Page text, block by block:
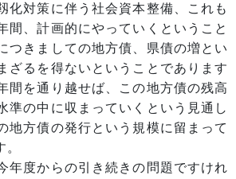
化対策に伴う社会資本整備、これも
間、計画的にやっていくということ
つきましての地方債、県債の増とい
ざるを得ないということであります
間を通り越せば、この地方債の残高
準の中に収まっていくという見通し
地方債の発行という規模に留まって
年度からの引き続きの問題ですけれ